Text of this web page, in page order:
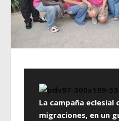
La campaña eclesial
migraciones, en un